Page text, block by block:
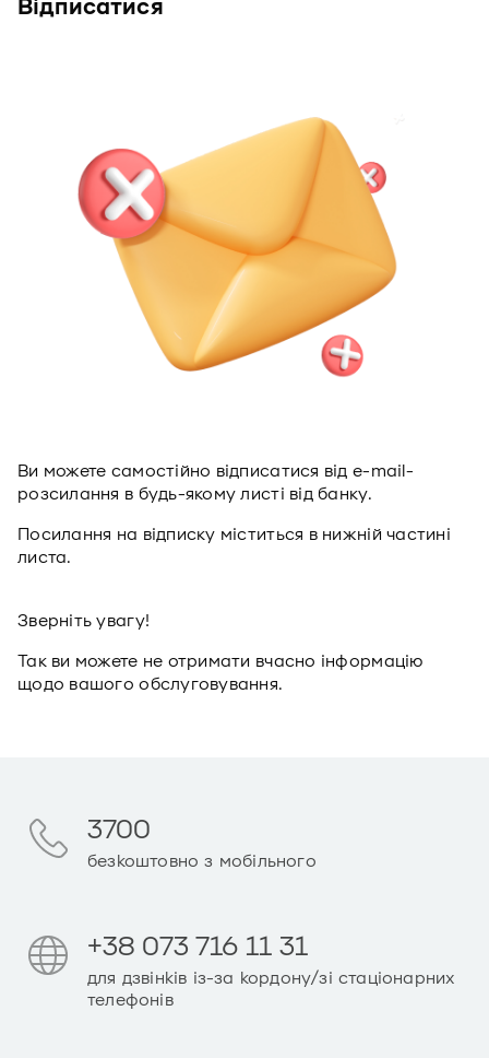
Відписатися
Ви можете самостійно відписатися від е-mail-
розсилання в будь-якому листі від банку.
Посилання на відписку міститься в нижній частині
листа.
Зверніть увагу!
Так ви можете не отримати вчасно інформацію
щодо вашого обслуговування.
3700
безкоштовно з мобільного
+38 073 716 11 31
для дзвінків із-за кордону/зі стаціонарних
телефонів